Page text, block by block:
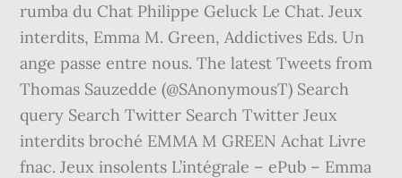
rumba du Chat Philippe Geluck Le Chat. Jeux
interdits, Emma M. Green, Addictives Eds. Un
ange passe entre nous. The latest Tweets from
Thomas Sauzedde (@SAnonymousT) Search
query Search Twitter Search Twitter Jeux
interdits broché EMMA M GREEN Achat Livre
fnac. Jeux insolents L’intégrale – ePub – Emma